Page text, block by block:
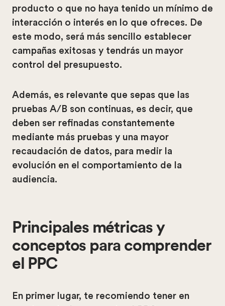
producto o que no haya tenido un mínimo de
interacción o interés en lo que ofreces. De
este modo, será más sencillo establecer
campañas exitosas y tendrás un mayor
control del presupuesto.
Además, es relevante que sepas que las
pruebas A/B son continuas, es decir, que
deben ser refinadas constantemente
mediante más pruebas y una mayor
recaudación de datos, para medir la
evolución en el comportamiento de la
audiencia.
Principales métricas y
conceptos para comprender
el PPC
En primer lugar, te recomiendo tener en